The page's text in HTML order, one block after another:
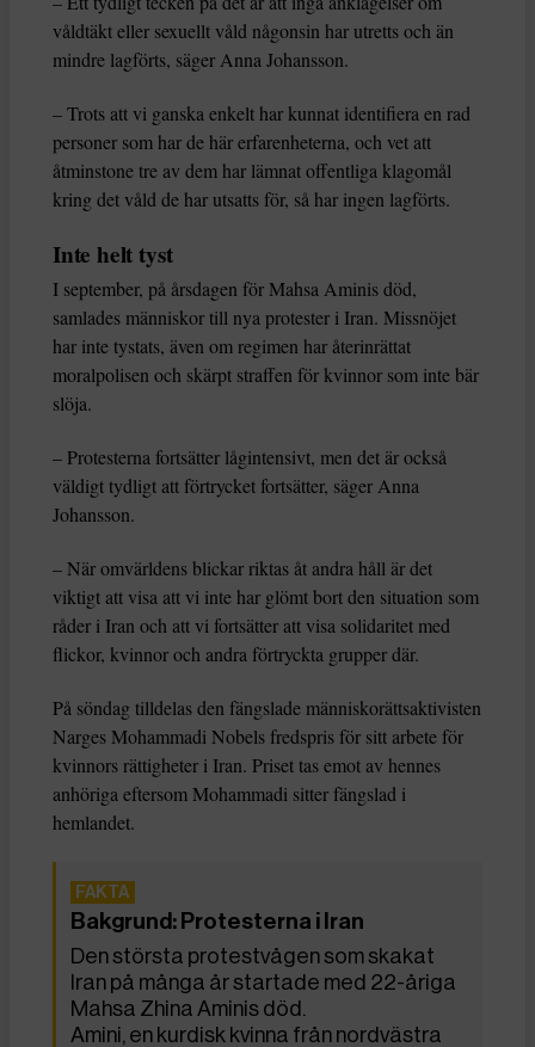
våldtäkt eller sexuellt våld någonsin har utretts och än
mindre lagförts, säger Anna Johansson.
– Trots att vi ganska enkelt har kunnat identifiera en rad
personer som har de här erfarenheterna, och vet att
åtminstone tre av dem har lämnat offentliga klagomål
kring det våld de har utsatts för, så har ingen lagförts.
Inte helt tyst
I september, på årsdagen för Mahsa Aminis död,
samlades människor till nya protester i Iran. Missnöjet
har inte tystats, även om regimen har återinrättat
moralpolisen och skärpt straffen för kvinnor som inte bär
slöja.
– Protesterna fortsätter lågintensivt, men det är också
väldigt tydligt att förtrycket fortsätter, säger Anna
Johansson.
– När omvärldens blickar riktas åt andra håll är det
viktigt att visa att vi inte har glömt bort den situation som
råder i Iran och att vi fortsätter att visa solidaritet med
flickor, kvinnor och andra förtryckta grupper där.
På söndag tilldelas den fängslade människorättsaktivisten
Narges Mohammadi Nobels fredspris för sitt arbete för
kvinnors rättigheter i Iran. Priset tas emot av hennes
anhöriga eftersom Mohammadi sitter fängslad i
hemlandet.
Bakgrund: Protesterna i Iran
Den största protestvågen som skakat
Iran på många år startade med 22-åriga
Mahsa Zhina Aminis död.
Amini, en kurdisk kvinna från nordvästra